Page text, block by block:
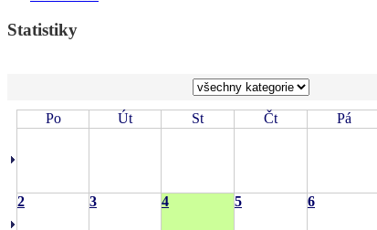
Statistiky
Po Út St Čt Pá
2 3 4 5 6